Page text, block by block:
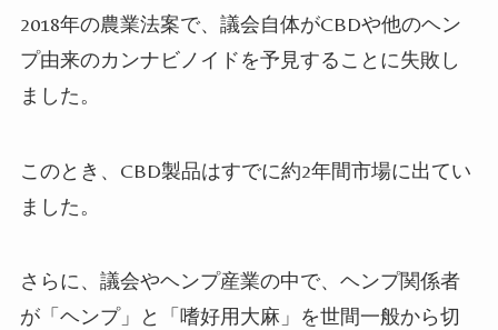
2018年の農業法案で、議会自体がCBDや他のヘン
プ由来のカンナビノイドを予見することに失敗し
ました。
このとき、 CBD製品はすでに約2年間市場に出てい
ました。
さらに、議会やヘンプ産業の中で、ヘンプ関係者
が「ヘンプ」と「嗜好用大麻」を世間一般から切